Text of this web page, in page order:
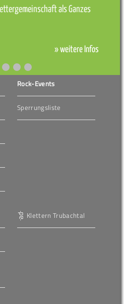
als Ganzes
» weitere Infos
Rock-Events
Sperrungsliste
Klettern Trubachtal